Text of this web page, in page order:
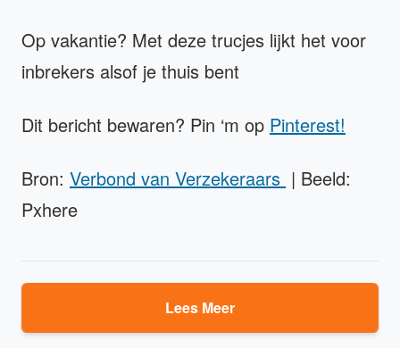
Op vakantie? Met deze trucjes lijkt het voor
inbrekers alsof je thuis bent
Dit bericht bewaren? Pin ‘m op Pinterest!
Bron: Verbond van Verzekeraars | Beeld:
Pxhere
Lees Meer